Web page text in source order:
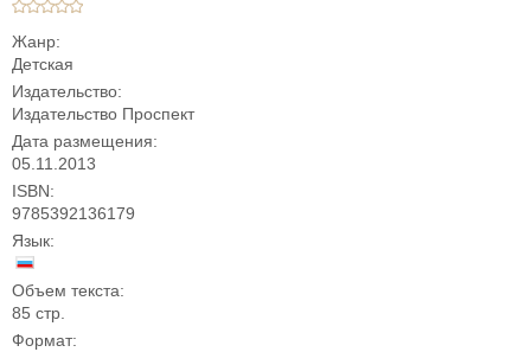
Жанр:
Детская
Издательство:
Издательство Проспект
Дата размещения:
05.11.2013
ISBN:
9785392136179
Язык:
Объем текста:
85 стр.
Формат: